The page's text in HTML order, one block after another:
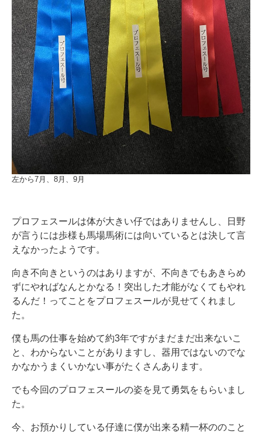
左から7月、8月、9月
プロフェスールは体が大きい仔ではありませんし、日野
が言うには歩様も馬場馬術には向いているとは決して言
えなかったようです。
向き不向きというのはありますが、不向きでもあきらめ
ずにやればなんとかなる！突出した才能がなくてもやれ
るんだ！ってことをプロフェスールが見せてくれまし
た。
僕も馬の仕事を始めて約3年ですがまだまだ出来ないこ
と、わからないことがありますし、器用ではないのでな
かなかうまくいかない事がたくさんあります。
でも今回のプロフェスールの姿を見て勇気をもらいまし
た。
今、お預かりしている仔達に僕が出来る精一杯ののこと